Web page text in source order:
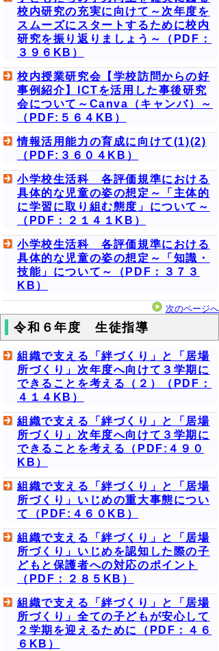
校内研究の充実に向けて～次年度を
スムーズにスタートするために校内
研究を振り返りましょう～（PDF：
３９６KB）
校内授業研究会【学校訪問からの好
事例紹介】ICTを活用した事後研究
会について～Canva（キャンバ）～
（PDF:５６４KB）
情報活用能力の育成に向けて(1)(2)
（PDF:３６０４KB）
小学校生活科 各評価規準における
具体的な児童の姿の想定～「主体的
に学習に取り組む態度」について～
（PDF：２１４１KB）
小学校生活科 各評価規準における
具体的な児童の姿の想定～「知識・
技能」について～（PDF：３７３
KB）
次のページへ
令和６年度 生徒指導
組織で支える「絆づくり」と「居場
所づくり」次年度へ向けて３学期に
できることを考える（２）（PDF：
４１４KB）
組織で支える「絆づくり」と「居場
所づくり」次年度へ向けて３学期に
できることを考える（PDF:４９０
KB）
組織で支える「絆づくり」と「居場
所づくり」いじめの重大事態につい
て（PDF:４６０KB）
組織で支える「絆づくり」と「居場
所づくり」いじめを認知した際の子
どもと保護者への対応のポイント
（PDF：２８５KB）
組織で支える「絆づくり」と「居場
所づくり」全ての子どもが安心して
２学期を迎えるために（PDF：４６
６KB）